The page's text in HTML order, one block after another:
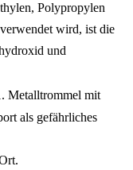
Polypropylen
wird, ist die
und
Metalltrommel mit
als gefährliches